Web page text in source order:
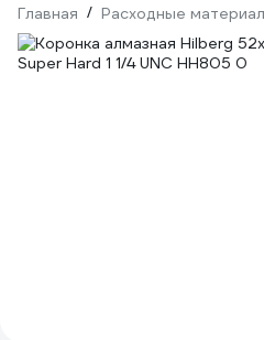
Главная / Расходные